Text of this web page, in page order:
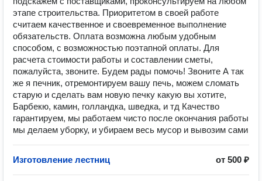
этапе строительства. Приоритетом в своей работе
считаем качественное и своевременное выполнение
обязательств. Оплата возможна любым удобным
способом, с возможностью поэтапной оплаты. Для
расчета стоимости работы и составлении сметы,
пожалуйста, звоните. Будем рады помочь! Звоните А так
же я печник, отремонтируем вашу печь, можем сломать
старую и сделать вам новую печку какую вы хотите,
Барбекю, камин, голландка, шведка, и тд Качество
гарантируем, мы работаем чисто после окончания работы
мы делаем уборку, и убираем весь мусор и вывозим сами
Изготовление лестниц от 500 ₽